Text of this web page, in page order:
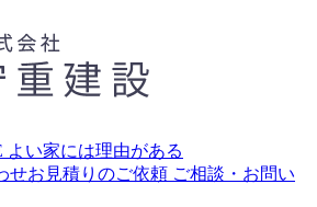
ご相談・お問い